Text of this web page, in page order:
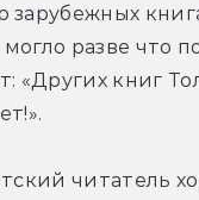
разве что
«Других книг
читатель